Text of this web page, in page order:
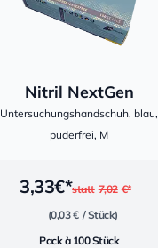
Nitril NextGen
Untersuchungshandschuh, blau,
puderfrei, M
statt 7,02 €*
3,33€*
(0,03 € / Stück)
Pack à 100 Stück